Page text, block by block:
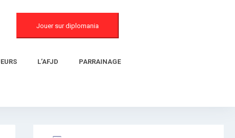
Jouer sur diplomania
L’AFJD PARRAINAGE